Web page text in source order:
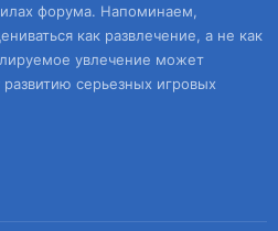
форума. Напоминаем,
как развлечение, а не как
увлечение может
серьезных игровых